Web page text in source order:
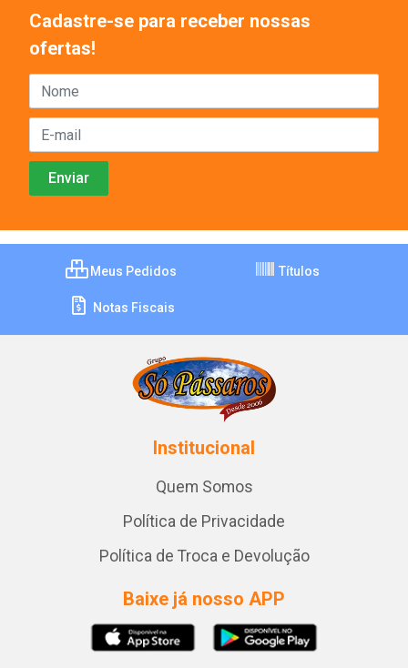
Cadastre-se para receber nossas
ofertas!
Meus Pedidos Títulos
Notas Fiscais
Institucional
Quem Somos
Política de Privacidade
Política de Troca e Devolução
Baixe já nosso APP